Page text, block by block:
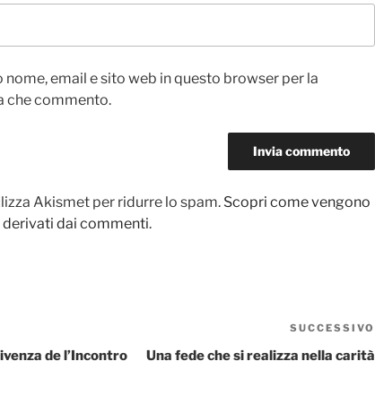
nome, email e sito web in questo browser per la
che commento.
Akismet per ridurre lo spam. Scopri come vengono
dai commenti.
de l’Incontro
SUCCESSIVO
Una fede che si realizza nella carità